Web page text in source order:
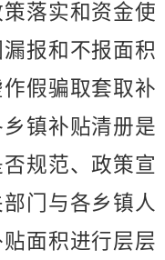
落实和资金使
报和不报面积
假骗取套取补
镇补贴清册是
规范、政策宣
门与各乡镇人
面积进行层层